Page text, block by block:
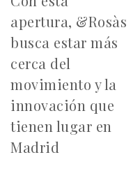
apertura, &Rosàs
busca estar más
cerca del
movimiento y la
innovación que
tienen lugar en
Madrid